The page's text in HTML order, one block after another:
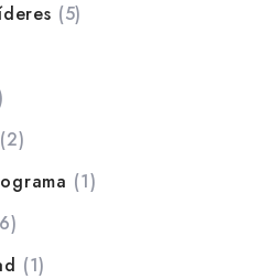
(5)
(2)
(1)
(1)